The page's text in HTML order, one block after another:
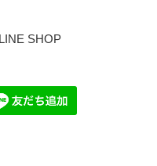
SHOP